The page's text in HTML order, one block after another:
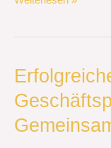
Erfolgreiche
Gemeinsam
wachsen